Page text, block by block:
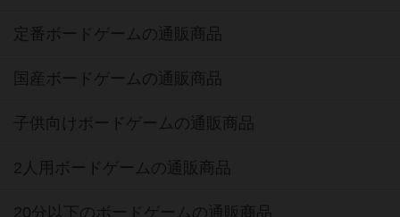
定番ボードゲームの通販商品
国産ボードゲームの通販商品
子供向けボードゲームの通販商品
2人用ボードゲームの通販商品
20分以下のボードゲームの通販商品